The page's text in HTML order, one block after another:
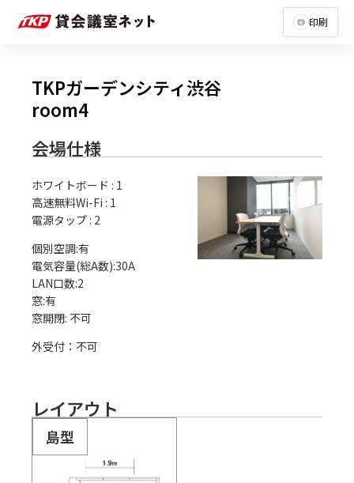
印刷
TKPガーデンシティ渋谷
room4
会場仕様
ホワイトボード : 1
高速無料Wi-Fi : 1
電源タップ : 2
個別空調:有
電気容量(総A数):30A
LAN口数:2
窓:有
外受付：不可
レイアウト
島型